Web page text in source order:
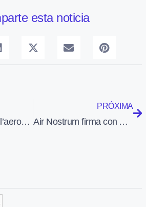
esta noticia
§ Inauguració de l’aeroport de Lleida-Alguaire (LEDA) (17-1-10)
PRÓXIMA
Air Nostrum firma con ATR un contrato para el mantenimiento de los 10 nuevos aviones que recibirá en 2011